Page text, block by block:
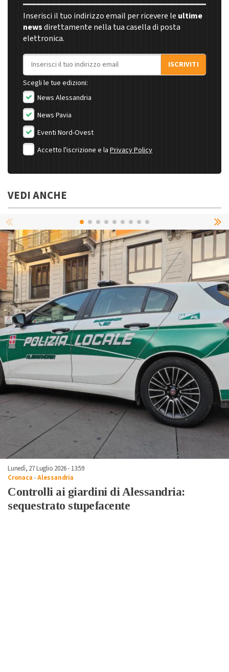
Inserisci il tuo indirizzo email per ricevere le ultime
newsdirettamente nella tua casella di posta
elettronica.
Indirizzo email
ISCRIVITI
Scegli le tue edizioni:
News Alessandria
News Pavia
Eventi Nord-Ovest
Accetto l'iscrizione e la Privacy Policy
VEDI ANCHE
Lunedì, 27 Luglio 2026 - 13:59
Cronaca-Alessandria
Controlli ai giardini di Alessandria:
sequestrato stupefacente